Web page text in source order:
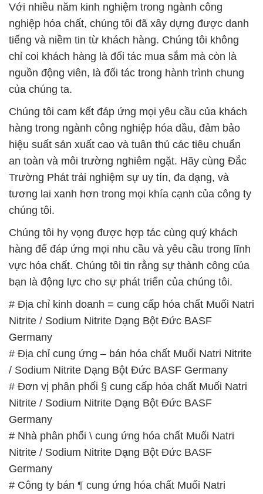
Với nhiều năm kinh nghiệm trong ngành công
nghiệp hóa chất, chúng tôi đã xây dựng được danh
tiếng và niềm tin từ khách hàng. Chúng tôi không
chỉ coi khách hàng là đối tác mua sắm mà còn là
nguồn động viên, là đối tác trong hành trình chung
của chúng ta.
Chúng tôi cam kết đáp ứng mọi yêu cầu của khách
hàng trong ngành công nghiệp hóa dầu, đảm bảo
hiệu suất sản xuất cao và tuân thủ các tiêu chuẩn
an toàn và môi trường nghiêm ngặt. Hãy cùng Đắc
Trường Phát trải nghiệm sự uy tín, đa dạng, và
tương lai xanh hơn trong mọi khía cạnh của công ty
chúng tôi.
Chúng tôi hy vọng được hợp tác cùng quý khách
hàng để đáp ứng mọi nhu cầu và yêu cầu trong lĩnh
vực hóa chất. Chúng tôi tin rằng sự thành công của
bạn là động lực cho sự phát triển của chúng tôi.
# Địa chỉ kinh doanh = cung cấp hóa chất Muối Natri
Nitrite / Sodium Nitrite Dạng Bột Đức BASF
Germany
# Địa chỉ cung ứng – bán hóa chất Muối Natri Nitrite
/ Sodium Nitrite Dạng Bột Đức BASF Germany
# Đơn vị phân phối § cung cấp hóa chất Muối Natri
Nitrite / Sodium Nitrite Dạng Bột Đức BASF
Germany
# Nhà phân phối \ cung ứng hóa chất Muối Natri
Nitrite / Sodium Nitrite Dạng Bột Đức BASF
Germany
# Công ty bán ¶ cung ứng hóa chất Muối Natri